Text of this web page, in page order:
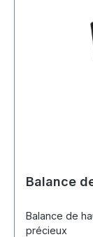
Balance
Balance de
précieux